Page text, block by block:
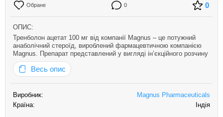
Обране 0 0
ОПИС:
Тренболон ацетат 100 мг від компанії Magnus – це потужний
анаболічний стероїд, вироблений фармацевтичною компанією
Magnus. Препарат представлений у вигляді ін’єкційного розчину
для внутрішньом’язового застосування, упакований у флакони.
У нього відносно короткий період активної дії близько 4 днів, а…
Весь опис
Виробник:
Magnus Pharmaceuticals
Країна:
Індія